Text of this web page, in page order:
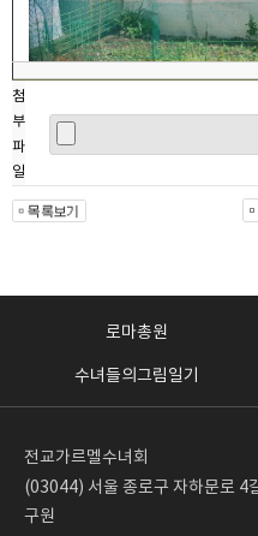
첨
부
파
일
로마총원
수녀들의그림일기
전교가르멜수녀회
(03044) 서울 종로구 자하문로 4
구원